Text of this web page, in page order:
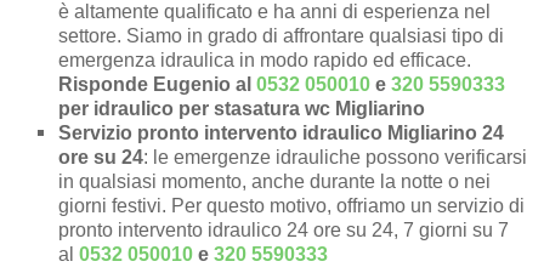
è altamente qualificato e ha anni di esperienza nel
settore. Siamo in grado di affrontare qualsiasi tipo di
emergenza idraulica in modo rapido ed efficace.
Risponde Eugenio al0532 050010 e320 5590333
per idraulico per stasatura wc Migliarino
Servizio pronto intervento idraulico Migliarino 24
ore su 24: le emergenze idrauliche possono verificarsi
in qualsiasi momento, anche durante la notte o nei
giorni festivi. Per questo motivo, offriamo un servizio di
pronto intervento idraulico 24 ore su 24, 7 giorni su 7
al0532 050010 e320 5590333